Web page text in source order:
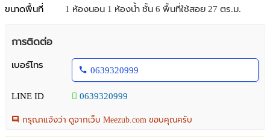
ขนาดพื้นที่
1 ห้องนอน 1 ห้องน้ำ ชั้น 6 พื้นที่ใช้สอย 27 ตร.ม.
การติดต่อ
เบอร์โทร
0639320999
LINE ID 0639320999
กรุณาแจ้งว่า ดูจากเว็บ Meezub.com ขอบคุณครับ